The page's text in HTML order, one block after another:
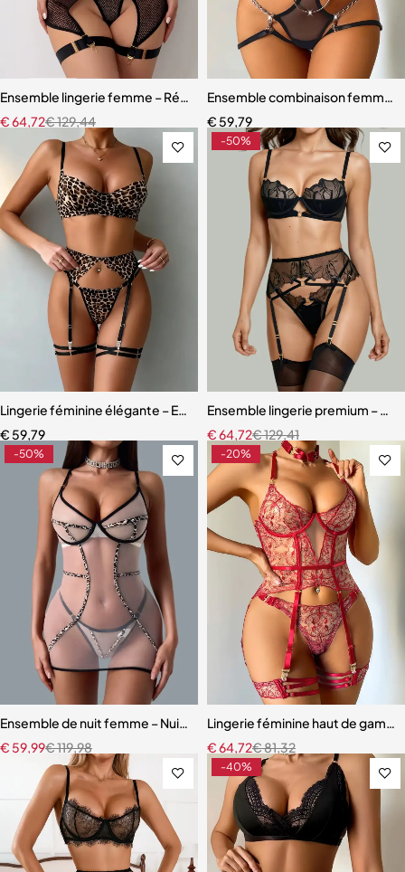
Ensemble lingerie femme – Résille élégante avec porte-jarretelles
€129,44
€64,72
Ensemble combinaison femme
€ 59,79
Lingerie féminine élégante – Ensemble en dentelle léopard avec
€ 59,79
-50%
Ensemble lingerie premium –
€129,41
€64,72
-50%
Ensemble de nuit femme – Nuisette léopard avec coupe fluide et
€119,98
€ 59,99
-20%
Lingerie féminine haut de
€81,32
€64,72
-40%